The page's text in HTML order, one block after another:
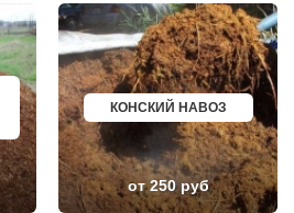
АРТЕМ
ГОРЯЧИЙ КЛЮЧ
БОРОВИЧИ
ХАНТЫ МАНСИЙСК
ДМИТРИЕВ
ПЕТРОПАВЛОВСК КАМЧАТСКИЙ
АПШЕРОНСК
ВЕЛИКИЕ ЛУКИ
ЛОМОНОСОВ
НИЖНЕКАМСК
КАСПИЙСК
АЧИНСК
КОНСКИЙ НАВОЗ
от 250 руб